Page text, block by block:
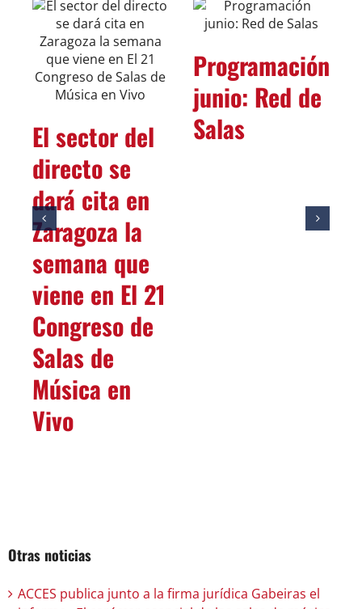
El sector del
directo se
dará cita en
Zaragoza la
semana que
viene en El 21
Congreso de
Salas de
Música en
Vivo
Programación
junio: Red de
Salas
Otras noticias
ACCES publica junto a la firma jurídica Gabeiras el